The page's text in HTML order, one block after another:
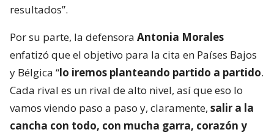
resultados”.
Por su parte, la defensora Antonia Morales
enfatizó que el objetivo para la cita en Países Bajos
y Bélgica “lo iremos planteando partido a partido.
Cada rival es un rival de alto nivel, así que eso lo
vamos viendo paso a paso y, claramente, salir a la
cancha con todo, con mucha garra, corazón y